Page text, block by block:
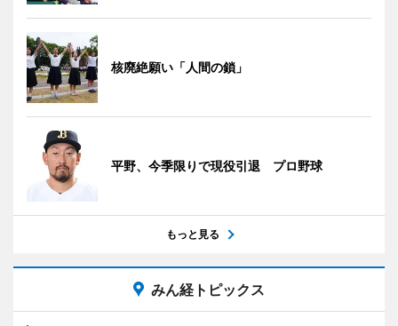
核廃絶願い「人間の鎖」
平野、今季限りで現役引退 プロ野球
もっと見る
みん経トピックス